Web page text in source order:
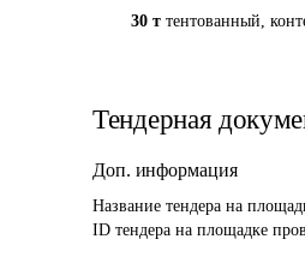
30 т тентованный,
Тендерная
Доп. информация
Название тендера на
ID тендера на площадке